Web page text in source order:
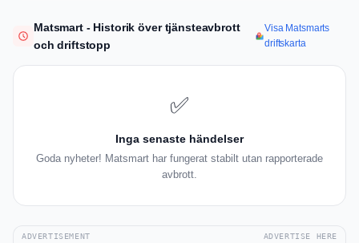
Matsmart - Historik över tjänsteavbrott
och driftstopp
Visa Matsmarts
driftskarta
✅
Inga senaste händelser
Goda nyheter! Matsmart har fungerat stabilt utan rapporterade
avbrott.
ADVERTISEMENT ADVERTISE HERE